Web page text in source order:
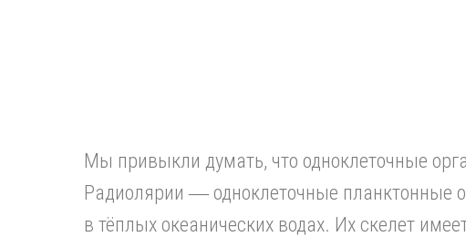
Мы привыкли думать, что одноклеточные
Радиолярии ― одноклеточные планктонные
в тёплых океанических водах. Их скелет